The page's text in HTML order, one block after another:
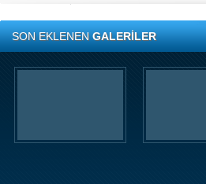
SON EKLENENGALERİLER